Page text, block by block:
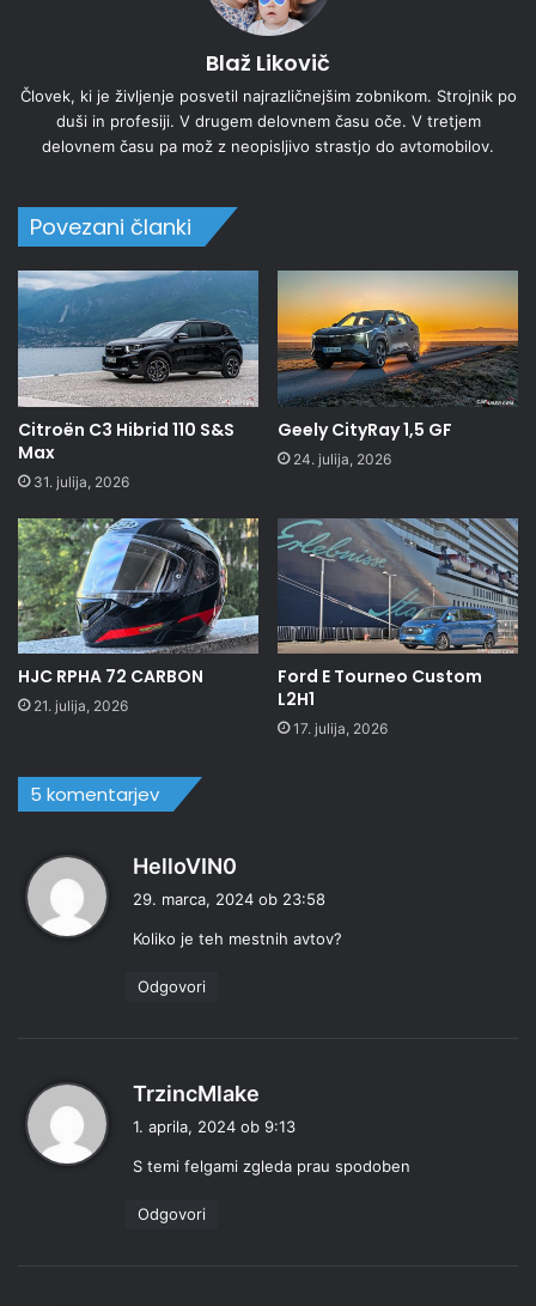
Blaž Likovič
Človek, ki je življenje posvetil najrazličnejšim zobnikom. Strojnik po
duši in profesiji. V drugem delovnem času oče. V tretjem
delovnem času pa mož z neopisljivo strastjo do avtomobilov.
Povezani članki
Citroën C3 Hibrid 110 S&S
Max
31. julija, 2026
Geely CityRay 1,5 GF
24. julija, 2026
HJC RPHA 72 CARBON
21. julija, 2026
Ford E Tourneo Custom
L2H1
17. julija, 2026
5 komentarjev
HelloVIN0
v
29. marca, 2024 ob 23:58
Koliko je teh mestnih avtov?
Odgovori
TrzincMlake
v
1. aprila, 2024 ob 9:13
S temi felgami zgleda prau spodoben
Odgovori